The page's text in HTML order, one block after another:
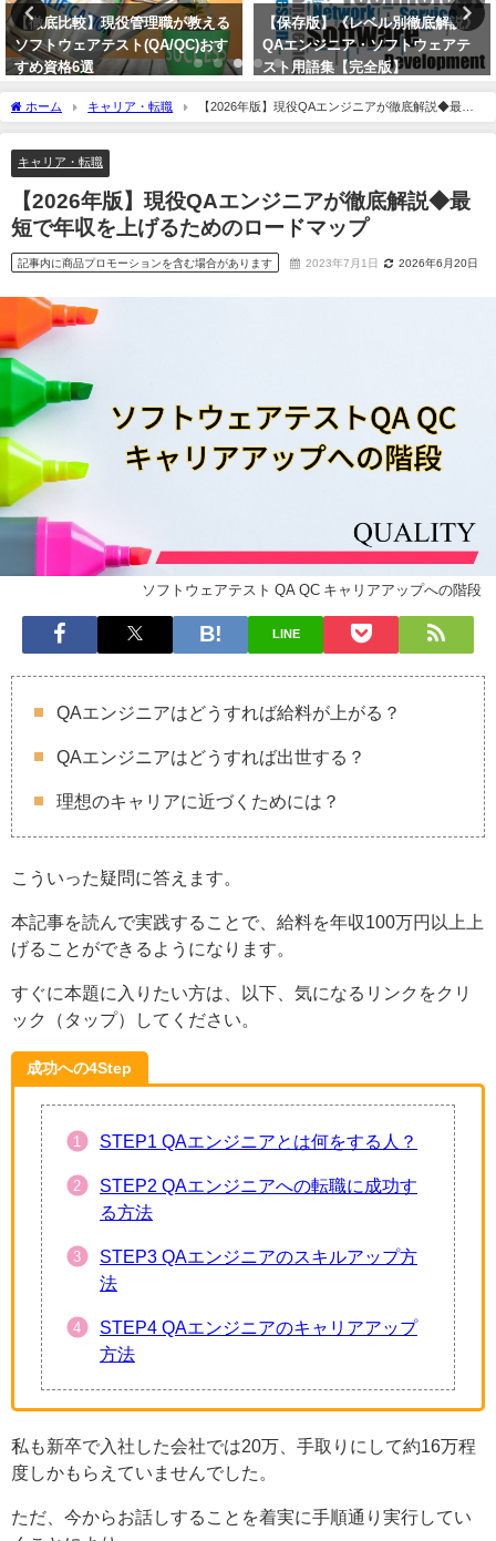
【保存版】《レベル別徹底解説》
QAエンジニア・ソフトウェアテ
スト用語集【完全版】
【保存版】QAエンジニアにおす
すめの書籍一覧｜初心者からマネ
ージャー、資格対策まで
ホーム キャリア・転職
【2026年版】現役QAエンジニアが徹底解説◆最短
で年収を上げるためのロードマップ
キャリア・転職
【2026年版】現役QAエンジニアが徹底解説◆最
短で年収を上げるためのロードマップ
記事内に商品プロモーションを含む場合があります 2023年7月1日 2026年6月20日
ソフトウェアテスト QA QC キャリアアップへの階段
LINE
QAエンジニアはどうすれば給料が上がる？
QAエンジニアはどうすれば出世する？
理想のキャリアに近づくためには？
こういった疑問に答えます。
本記事を読んで実践することで、給料を年収100万円以上上
げることができるようになります。
すぐに本題に入りたい方は、以下、気になるリンクをクリ
ック（タップ）してください。
成功への4Step
STEP1 QAエンジニアとは何をする人？
STEP2 QAエンジニアへの転職に成功す
る方法
STEP3 QAエンジニアのスキルアップ方
法
STEP4 QAエンジニアのキャリアアップ
方法
私も新卒で入社した会社では20万、手取りにして約16万程
度しかもらえていませんでした。
ただ、今からお話しすることを着実に手順通り実行してい